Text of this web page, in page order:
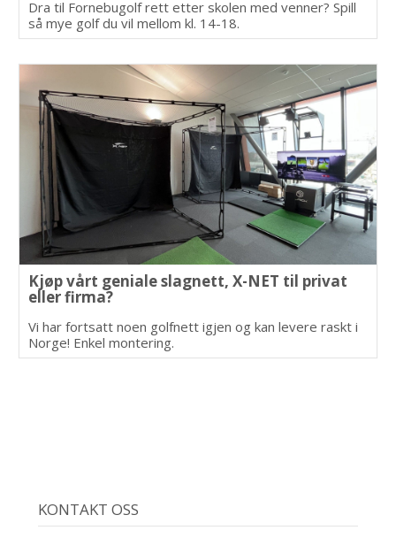
Dra til Fornebugolf rett etter skolen med venner? Spill
så mye golf du vil mellom kl. 14-18.
Kjøp vårt geniale slagnett, X-NET til privat
eller firma?
Vi har fortsatt noen golfnett igjen og kan levere raskt i
Norge! Enkel montering.
KONTAKT OSS